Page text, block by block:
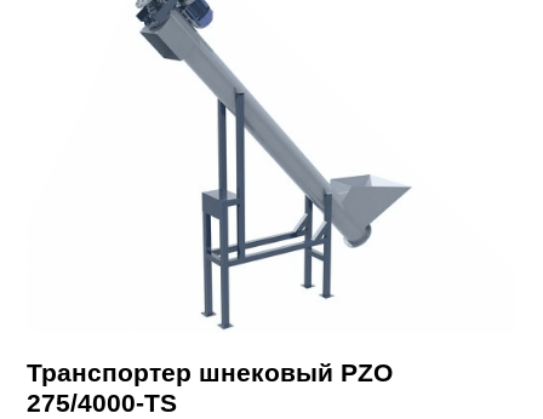
Транспортер шнековый PZO
275/4000-TS